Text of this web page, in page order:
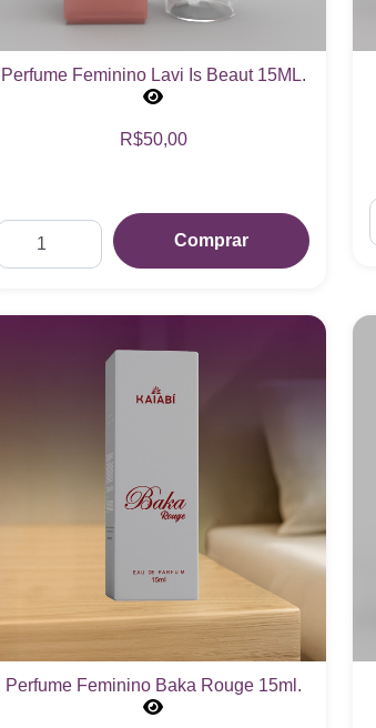
Perfume Feminino Lavi Is Beaut 15ML.
R$50,00
Comprar
Perfume Feminino Baka Rouge 15ml.